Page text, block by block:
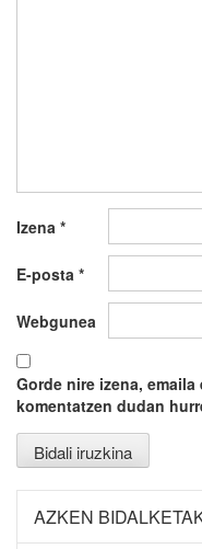
Izena *
E-posta *
Webgunea
Gorde nire izena,
komentatzen dudan
AZKEN